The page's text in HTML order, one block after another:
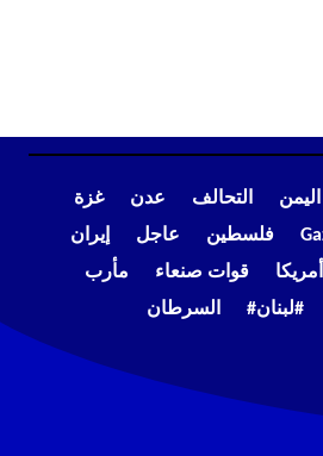
التحالف عدن
غزة
فلسطين عاجل
إيران
أمريكا قوات صنعاء
مأرب
#لبنان# السرطان